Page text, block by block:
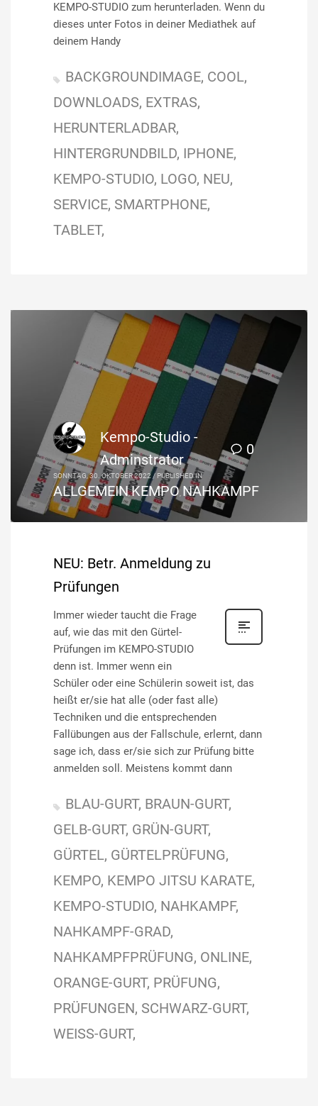
KEMPO-STUDIO zum herunterladen. Wenn du
dieses unter Fotos in deiner Mediathek auf
deinem Handy
BACKGROUNDIMAGE COOL
DOWNLOADS EXTRAS
HERUNTERLADBAR
HINTERGRUNDBILD IPHONE
KEMPO-STUDIO LOGO NEU
SERVICE SMARTPHONE
TABLET
0
Kempo-Studio -
Adminstrator
SONNTAG, 30. OKTOBER 2022/ PUBLISHED IN
ALLGEMEIN,KEMPO, NAHKAMPF
NEU: Betr. Anmeldung zu
Prüfungen
Immer wieder taucht die Frage
auf, wie das mit den Gürtel-
Prüfungen im KEMPO-STUDIO
denn ist. Immer wenn ein
Schüler oder eine Schülerin soweit ist, das
heißt er/sie hat alle (oder fast alle)
Techniken und die entsprechenden
Fallübungen aus der Fallschule, erlernt, dann
sage ich, dass er/sie sich zur Prüfung bitte
anmelden soll. Meistens kommt dann
BLAU-GURT BRAUN-GURT
GELB-GURT GRÜN-GURT
GÜRTEL GÜRTELPRÜFUNG
KEMPO KEMPO JITSU KARATE
KEMPO-STUDIO NAHKAMPF
NAHKAMPF-GRAD
NAHKAMPFPRÜFUNG ONLINE
ORANGE-GURT PRÜFUNG
PRÜFUNGEN SCHWARZ-GURT
WEISS-GURT